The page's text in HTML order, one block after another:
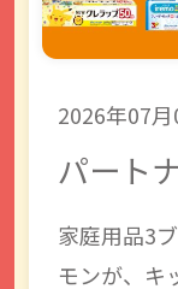
2026年07月
パート
家庭用品3
モンが、キ